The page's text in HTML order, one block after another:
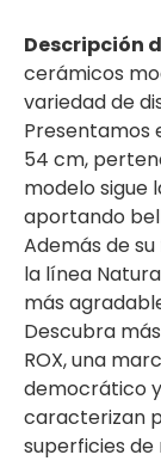
Descripción
cerámicos
variedad de
Presentamos
54 cm,
modelo sigue
aportando
Además de
la línea
más
Descubra
ROX, una
democrático
caracterizan
superficies